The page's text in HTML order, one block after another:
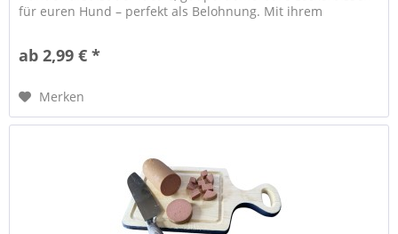
für euren Hund – perfekt als Belohnung. Mit ihrem
ab 2,99 € *
Merken